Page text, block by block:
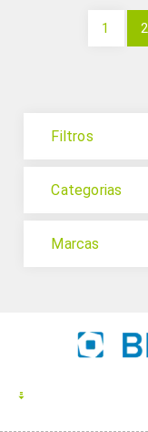
1 2
Filtros
Categorias
Marcas